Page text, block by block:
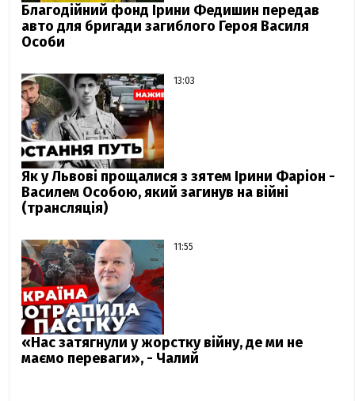
Благодійний фонд Ірини Федишин передав
авто для бригади загиблого Героя Василя
Особи
13:03
Як у Львові прощалися з зятем Ірини Фаріон -
Василем Особою, який загинув на війні
(трансляція)
11:55
«Нас затягнули у жорстку війну, де ми не
маємо переваги», - Чалий